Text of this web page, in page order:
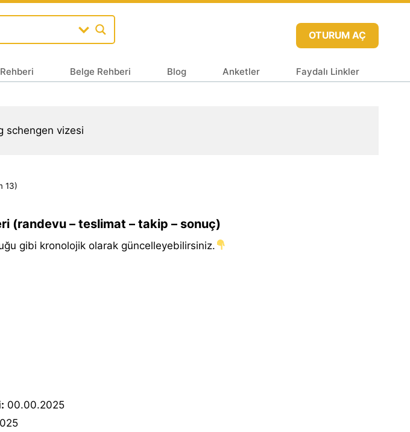
OTURUM AÇ
Belge Rehberi Blog Anketler Faydalı Linkler
schengen vizesi
13)
(randevu – teslimat – takip – sonuç)
gibi kronolojik olarak güncelleyebilirsiniz.
00.00.2025